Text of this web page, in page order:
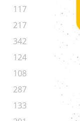
117
217
342
124
108
287
133